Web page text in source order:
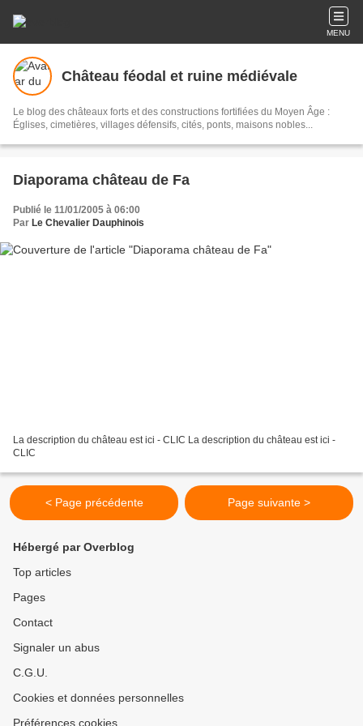
MENU
Château féodal et ruine médiévale
Le blog des châteaux forts et des constructions fortifiées du Moyen Âge :
Églises, cimetières, villages défensifs, cités, ponts, maisons nobles...
Diaporama château de Fa
Publié le 11/01/2005 à 06:00
Par Le Chevalier Dauphinois
La description du château est ici - CLIC La description du château est ici -
CLIC
< Page précédente Page suivante >
Hébergé par Overblog
Top articles
Pages
Contact
Signaler un abus
C.G.U.
Cookies et données personnelles
Préférences cookies